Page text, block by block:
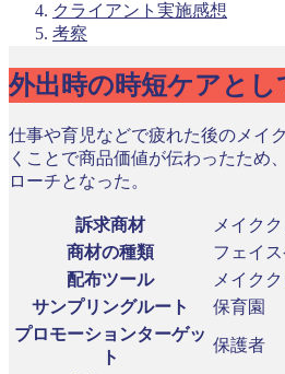
クライアント実施感想
考察
外出時の時短ケアと
仕事や育児などで疲れた後のメイ
くことで商品価値が伝わったため
ローチとなった。
訴求商材
メイク
商材の種類
フェイ
配布ツール
メイク
サンプリングルート
保育園
プロモーションターゲッ
ト
保護者